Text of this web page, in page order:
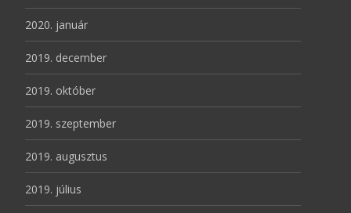
2020. január
2019. december
2019. október
2019. szeptember
2019. augusztus
2019. július